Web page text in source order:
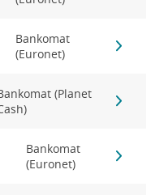
Bankomat
(Euronet)
(Planet
Bankomat
(Euronet)